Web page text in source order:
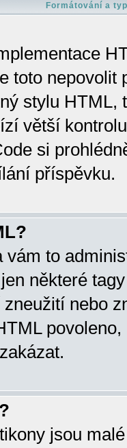
Formátování a
toto
stylu HTML,
větší
si
příspěvku.
vám to
některé
nebo
jsou